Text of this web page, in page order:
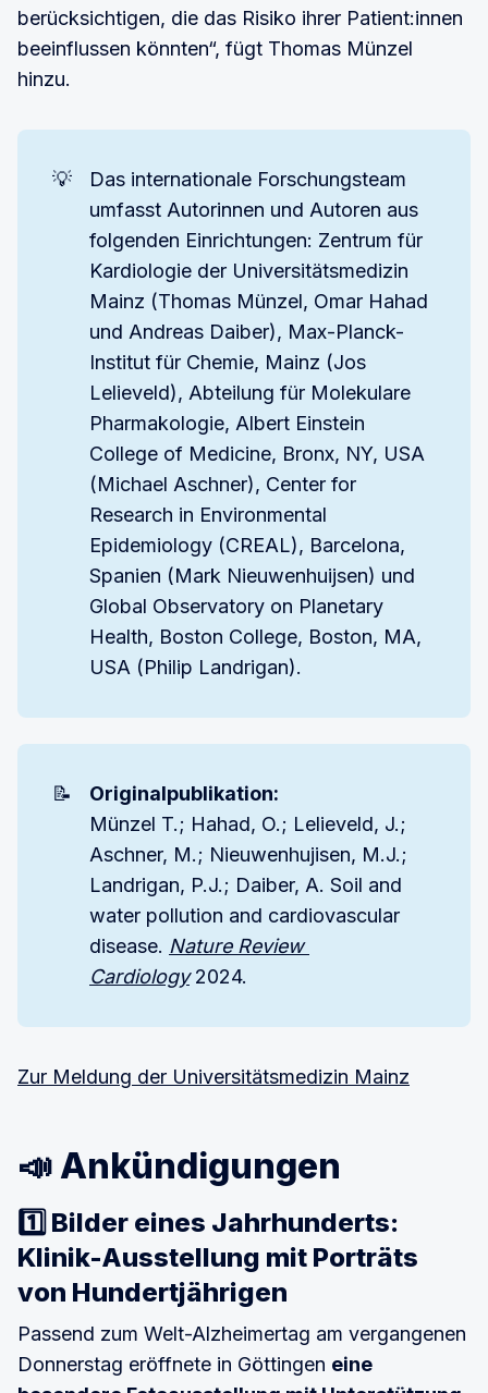
berücksichtigen, die das Risiko ihrer Patient:innen
beeinflussen könnten“, fügt Thomas Münzel
hinzu.
💡
Das internationale Forschungsteam
umfasst Autorinnen und Autoren aus
folgenden Einrichtungen: Zentrum für
Kardiologie der Universitätsmedizin
Mainz (Thomas Münzel, Omar Hahad
und Andreas Daiber), Max-Planck-
Institut für Chemie, Mainz (Jos
Lelieveld), Abteilung für Molekulare
Pharmakologie, Albert Einstein
College of Medicine, Bronx, NY, USA
(Michael Aschner), Center for
Research in Environmental
Epidemiology (CREAL), Barcelona,
Spanien (Mark Nieuwenhuijsen) und
Global Observatory on Planetary
Health, Boston College, Boston, MA,
USA (Philip Landrigan).
📝
Originalpublikation:
Münzel T.; Hahad, O.; Lelieveld, J.;
Aschner, M.; Nieuwenhujisen, M.J.;
Landrigan, P.J.; Daiber, A. Soil and
water pollution and cardiovascular
disease. Nature Review
Cardiology2024.
Zur Meldung der Universitätsmedizin Mainz
📣 Ankündigungen
1️⃣ Bilder eines Jahrhunderts:
Klinik-Ausstellung mit Porträts
von Hundertjährigen
Passend zum Welt-Alzheimertag am vergangenen
Donnerstag eröffnete in Göttingen eine